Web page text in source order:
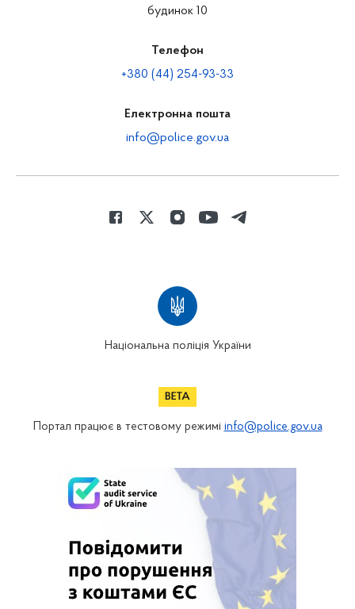
будинок 10
Телефон
+380 (44) 254-93-33
Електронна пошта
info@police.gov.ua
Національна поліція України
Портал працює в тестовому режимі info@police.gov.ua